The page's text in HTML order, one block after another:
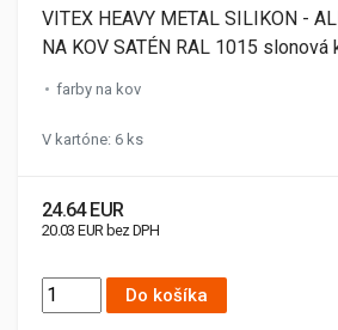
VITEX HEAVY METAL SILIKON -
NA KOV SATÉN RAL 1015
farby na kov
V kartóne: 6 ks
24.64 EUR
20.03 EUR bez DPH
Do košíka